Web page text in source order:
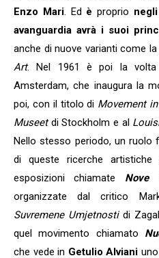
Enzo Mari. Ed è proprio
avanguardia avrà i suoi
anche di nuove varianti come la
Art. Nel 1961 è poi la volta
Amsterdam, che inaugura la
poi, con il titolo di Movement
Museetdi Stockholm e al
Nello stesso periodo, un ruolo
di queste ricerche
esposizioni chiamate Nove
organizzate dal critico
Suvremene Umjetnostidi
quel movimento chiamato
che vede in Getulio Alviani